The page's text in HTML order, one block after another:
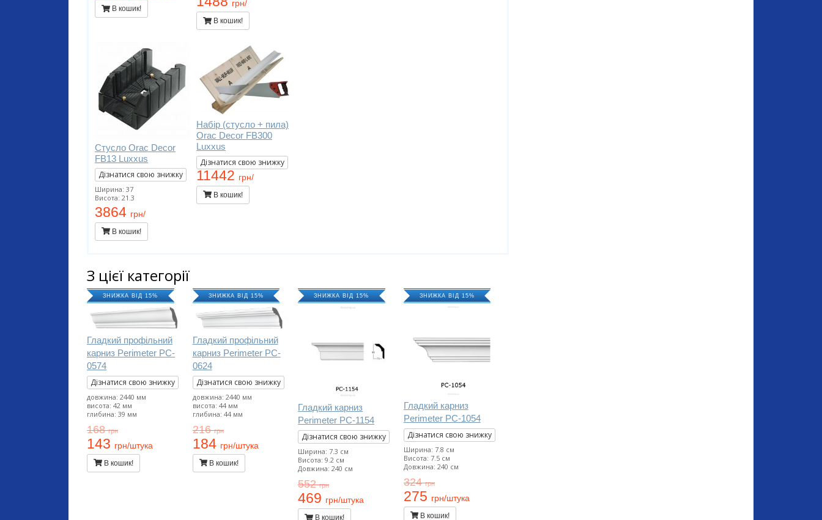
поліуретану на ДВП, ДСП,
гіпсокартон, гіпсоволокно,
В кошик!
грн/
В кошик!
Стусло Orac Decor
FB13 Luxxus
Дізнатися свою знижку
Ширина: 37
Висота: 21.3
3864 грн/
В кошик!
Набір (стусло + пила)
Orac Decor FB300
Luxxus
Дізнатися свою знижку
11442 грн/
В кошик!
З цієї категорії
ЗНИЖКА ВІД 15%
Гладкий профільний
карниз Perimeter PC-
0574
Дізнатися свою знижку
довжина: 2440 мм
висота: 42 мм
глибина: 39 мм
168грн
143 грн/штука
В кошик!
ЗНИЖКА ВІД 15%
Гладкий профільний
карниз Perimeter PC-
0624
Дізнатися свою знижку
довжина: 2440 мм
висота: 44 мм
глибина: 44 мм
216грн
184 грн/штука
В кошик!
ЗНИЖКА ВІД 15%
Гладкий карниз
Perimeter PC-1154
Дізнатися свою знижку
Ширина: 7.3 см
Висота: 9.2 см
Довжина: 240 см
552грн
469 грн/штука
В кошик!
ЗНИЖКА ВІД 15%
Гладкий карниз
Perimeter PC-1054
Дізнатися свою знижку
Ширина: 7.8 см
Висота: 7.5 см
Довжина: 240 см
324грн
275 грн/штука
В кошик!